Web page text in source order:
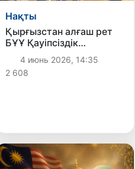
Нақты
Қырғызстан алғаш рет
БҰҰ Қауіпсіздік
Кеңесінің тұрақты емес
мүшесі болып сайланды
4 июнь 2026, 14:35
2 608